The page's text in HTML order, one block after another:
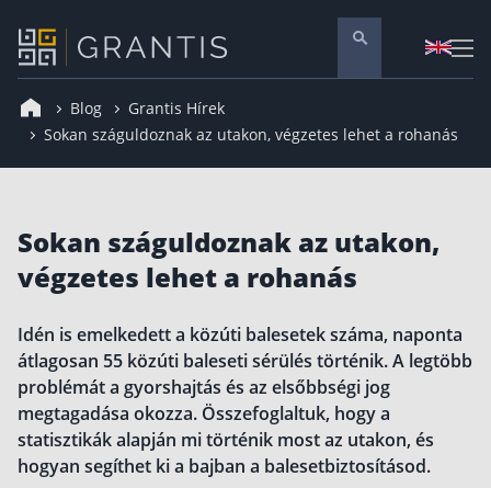
Pénzügyi tanácsadás
Önkéntes nyugdíjpénztár
Melyiket válaszd? Nyugdíjbiztosítás, NYESZ vagy
ÖNYP?
Nyugdíj tanácsadás 🪙
Nyugdíj megtakarítás – Így válassz
Magánnyugdíjpénztár összefoglaló
Nyugdíjkorhatár táblázat és útmutató
Blog
Grantis Hírek
Sokan száguldoznak az utakon, végzetes lehet a rohanás
Sokan száguldoznak az utakon,
végzetes lehet a rohanás
Idén is emelkedett a közúti balesetek száma, naponta
átlagosan 55 közúti baleseti sérülés történik. A legtöbb
problémát a gyorshajtás és az elsőbbségi jog
megtagadása okozza. Összefoglaltuk, hogy a
statisztikák alapján mi történik most az utakon, és
hogyan segíthet ki a bajban a balesetbiztosításod.